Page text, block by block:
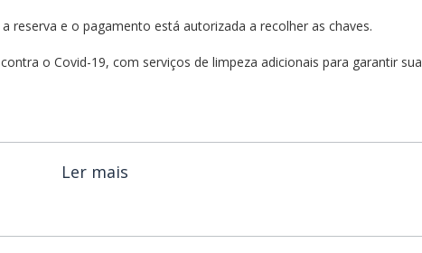
reserva e o pagamento está autorizada a recolher as chaves.
o Covid-19, com serviços de limpeza adicionais para garantir sua
Ler mais